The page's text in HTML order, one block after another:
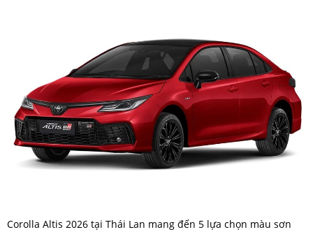
Corolla Altis 2026 tại Thái Lan mang đến 5 lựa chọn màu sơn